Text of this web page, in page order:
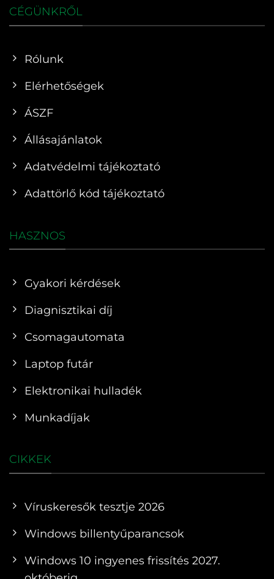
CÉGÜNKRŐL
Rólunk
Elérhetőségek
ÁSZF
Állásajánlatok
Adatvédelmi tájékoztató
Adattörlő kód tájékoztató
HASZNOS
Gyakori kérdések
Diagnisztikai díj
Csomagautomata
Laptop futár
Elektronikai hulladék
Munkadíjak
CIKKEK
Víruskeresők tesztje 2026
Windows billentyűparancsok
Windows 10 ingyenes frissítés 2027.